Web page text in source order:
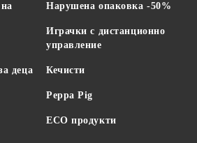
деца
Нарушена опаковка -50%
Играчки с дистанционно
управление
Кечисти
Peppa Pig
ECO продукти